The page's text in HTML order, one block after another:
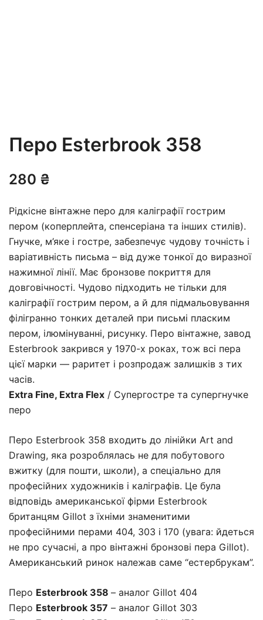
Перо Esterbrook 358
280 ₴
Рідкісне вінтажне перо для каліграфії гострим
пером (коперплейта, спенсеріана та інших стилів).
Гнучке, м’яке і гостре, забезпечує чудову точність і
варіативність письма – від дуже тонкої до виразної
нажимної лінії. Має бронзове покриття для
довговічності. Чудово підходить не тільки для
каліграфії гострим пером, а й для підмальовування
філігранно тонких деталей при письмі пласким
пером, ілюмінуванні, рисунку. Перо вінтажне, завод
Esterbrook закрився у 1970-х роках, тож всі пера
цієї марки — раритет і розпродаж залишків з тих
часів.
Extra Fine, Extra Flex / Супергостре та супергнучке
перо
Перо Esterbrook 358 входить до лінійки Art and
Drawing, яка розроблялась не для побутового
вжитку (для пошти, школи), а спеціально для
професійних художників і каліграфів. Це була
відповідь американської фірми Esterbrook
британцям Gillot з їхніми знаменитими
професійними перами 404, 303 і 170 (увага: йдеться
не про сучасні, а про вінтажні бронзові пера Gillot).
Американський ринок належав саме “естербрукам”.
Перо Esterbrook 358 – аналог Gillot 404
Перо Esterbrook 357 – аналог Gillot 303